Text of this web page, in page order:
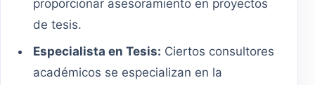
proporcionar asesoramiento en proyectos
de tesis.
Especialista en Tesis: Ciertos consultores
académicos se especializan en la